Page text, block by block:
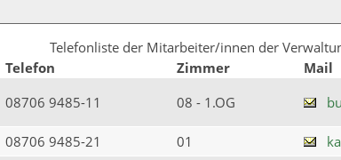
Telefonliste der Mitarbeiter/innen der
Telefon Zimmer
Mail
08706 9485-11 08 - 1.OG
08706 9485-21 01